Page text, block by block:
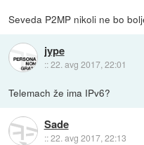
Seveda P2MP nikoli ne bo
jype
::22. avg 2017, 22:01
Telemach že ima IPv6?
Sade
::22. avg 2017, 22:13